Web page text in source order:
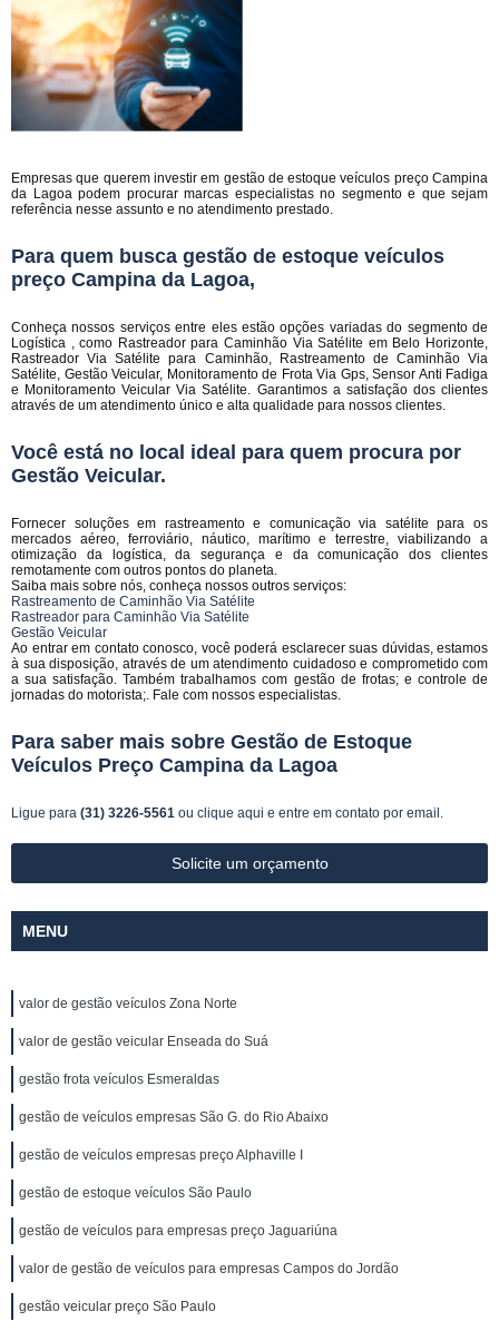
Empresas que querem investir em gestão de estoque veículos preço Campina
da Lagoa podem procurar marcas especialistas no segmento e que sejam
referência nesse assunto e no atendimento prestado.
Para quem busca gestão de estoque veículos
preço Campina da Lagoa,
Conheça nossos serviços entre eles estão opções variadas do segmento de
Logística , como Rastreador para Caminhão Via Satélite em Belo Horizonte,
Rastreador Via Satélite para Caminhão, Rastreamento de Caminhão Via
Satélite, Gestão Veicular, Monitoramento de Frota Via Gps, Sensor Anti Fadiga
e Monitoramento Veicular Via Satélite. Garantimos a satisfação dos clientes
através de um atendimento único e alta qualidade para nossos clientes.
Você está no local ideal para quem procura por
Gestão Veicular.
Fornecer soluções em rastreamento e comunicação via satélite para os
mercados aéreo, ferroviário, náutico, marítimo e terrestre, viabilizando a
otimização da logística, da segurança e da comunicação dos clientes
remotamente com outros pontos do planeta.
Saiba mais sobre nós, conheça nossos outros serviços:
Rastreamento de Caminhão Via Satélite
Rastreador para Caminhão Via Satélite
Gestão Veicular
Ao entrar em contato conosco, você poderá esclarecer suas dúvidas, estamos
à sua disposição, através de um atendimento cuidadoso e comprometido com
a sua satisfação. Também trabalhamos com gestão de frotas; e controle de
jornadas do motorista;. Fale com nossos especialistas.
Para saber mais sobre Gestão de Estoque
Veículos Preço Campina da Lagoa
Ligue para (31) 3226-5561 ou clique aqui e entre em contato por email.
Solicite um orçamento
MENU
valor de gestão veículos Zona Norte
valor de gestão veicular Enseada do Suá
gestão frota veículos Esmeraldas
gestão de veículos empresas São G. do Rio Abaixo
gestão de veículos empresas preço Alphaville I
gestão de estoque veículos São Paulo
gestão de veículos para empresas preço Jaguariúna
valor de gestão de veículos para empresas Campos do Jordão
gestão veicular preço São Paulo